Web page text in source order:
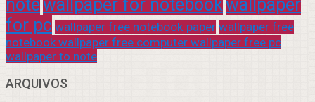
notewallpaper for notebookwallpaper
for pc wallpaper free notebook paper wallpaper free
notebook wallpaper free computer wallpaper free pc
wallpaper to note
ARQUIVOS